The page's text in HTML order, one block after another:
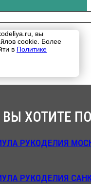
вы
cookie. Более
в Политике
ХОТИТЕ
РУКОДЕЛИЯ
РУКОДЕЛИЯ